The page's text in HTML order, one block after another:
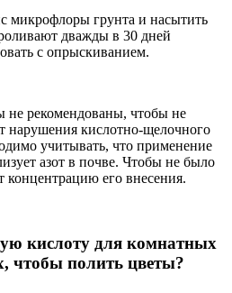
микрофлоры грунта и насытить
дважды в 30 дней
с опрыскиванием.
не рекомендованы, чтобы не
нарушения кислотно-щелочного
учитывать, что применение
азот в почве. Чтобы не было
его внесения.
кислоту для комнатных
чтобы полить цветы?